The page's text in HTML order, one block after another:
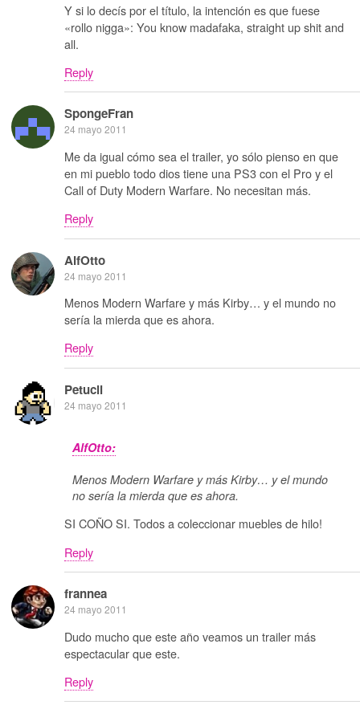
Y si lo decís por el título, la intención es que fuese
«rollo nigga»: You know madafaka, straight up shit and
all.
Reply
SpongeFran
24 mayo 2011
Me da igual cómo sea el trailer, yo sólo pienso en que
en mi pueblo todo dios tiene una PS3 con el Pro y el
Call of Duty Modern Warfare. No necesitan más.
Reply
AlfOtto
24 mayo 2011
Menos Modern Warfare y más Kirby… y el mundo no
sería la mierda que es ahora.
Reply
Petucli
24 mayo 2011
AlfOtto:
Menos Modern Warfare y más Kirby… y el mundo
no sería la mierda que es ahora.
SI COÑO SI. Todos a coleccionar muebles de hilo!
Reply
frannea
24 mayo 2011
Dudo mucho que este año veamos un trailer más
espectacular que este.
Reply